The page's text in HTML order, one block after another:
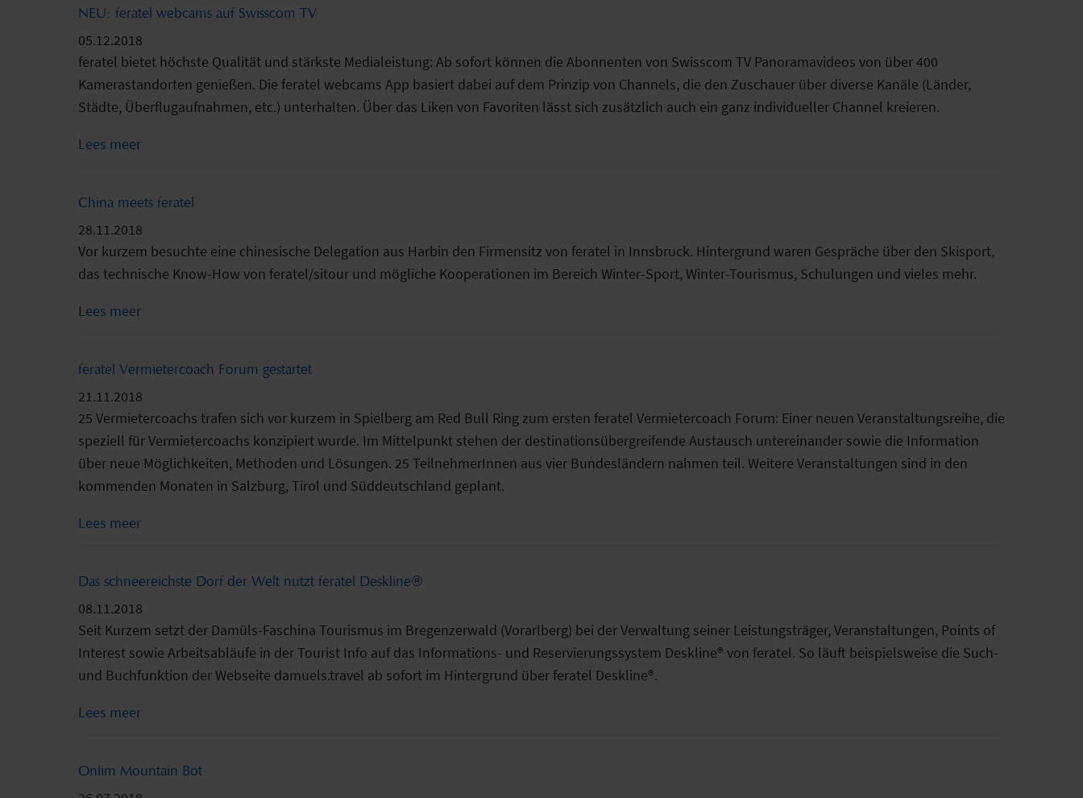
NEU: feratel webcams auf Swisscom TV
05.12.2018
feratel bietet höchste Qualität und stärkste Medialeistung: Ab sofort können die Abonnenten von Swisscom TV Panoramavideos von über 400
Kamerastandorten genießen. Die feratel webcams App basiert dabei auf dem Prinzip von Channels, die den Zuschauer über diverse Kanäle (Länder,
Städte, Überflugaufnahmen, etc.) unterhalten. Über das Liken von Favoriten lässt sich zusätzlich auch ein ganz individueller Channel kreieren.
Lees meer
China meets feratel
28.11.2018
Vor kurzem besuchte eine chinesische Delegation aus Harbin den Firmensitz von feratel in Innsbruck. Hintergrund waren Gespräche über den Skisport,
das technische Know-How von feratel/sitour und mögliche Kooperationen im Bereich Winter-Sport, Winter-Tourismus, Schulungen und vieles mehr.
Lees meer
feratel Vermietercoach Forum gestartet
21.11.2018
25 Vermietercoachs trafen sich vor kurzem in Spielberg am Red Bull Ring zum ersten feratel Vermietercoach Forum: Einer neuen Veranstaltungsreihe, die
speziell für Vermietercoachs konzipiert wurde. Im Mittelpunkt stehen der destinationsübergreifende Austausch untereinander sowie die Information
über neue Möglichkeiten, Methoden und Lösungen. 25 TeilnehmerInnen aus vier Bundesländern nahmen teil. Weitere Veranstaltungen sind in den
kommenden Monaten in Salzburg, Tirol und Süddeutschland geplant.
Lees meer
Das schneereichste Dorf der Welt nutzt feratel Deskline®
08.11.2018
Seit Kurzem setzt der Damüls-Faschina Tourismus im Bregenzerwald (Vorarlberg) bei der Verwaltung seiner Leistungsträger, Veranstaltungen, Points of
Interest sowie Arbeitsabläufe in der Tourist Info auf das Informations- und Reservierungssystem Deskline® von feratel. So läuft beispielsweise die Such-
und Buchfunktion der Webseite damuels.travel ab sofort im Hintergrund über feratel Deskline®.
Lees meer
Onlim Mountain Bot